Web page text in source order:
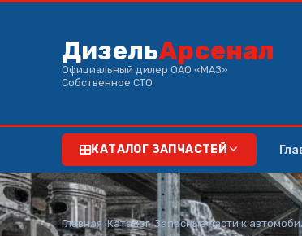
ДизельАрсенал
Официальный дилер ОАО «МАЗ»
Собственное СТО
КАТАЛОГ ЗАПЧАСТЕЙ
Главная/Каталог/Запасные части к